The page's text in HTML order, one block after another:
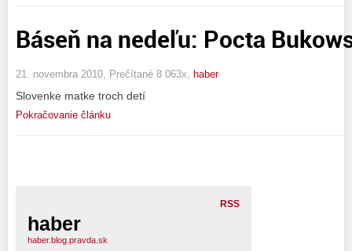
Báseň na nedeľu: Pocta
21. novembra 2010, Prečítané 8 063x, haber
Slovenke matke troch detí
Pokračovanie článku
RSS
haber
haber.blog.pravda.sk